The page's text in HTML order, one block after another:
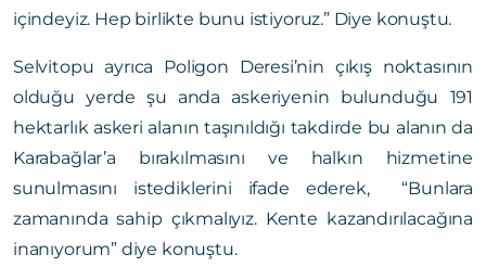
içindeyiz. Hep birlikte bunu istiyoruz.” Diye konuştu.
Selvitopu ayrıca Poligon Deresi’nin çıkış noktasının
olduğu yerde şu anda askeriyenin bulunduğu 191
hektarlık askeri alanın taşınıldığı takdirde bu alanın da
Karabağlar’a bırakılmasını ve halkın hizmetine
sunulmasını istediklerini ifade ederek, “Bunlara
zamanında sahip çıkmalıyız. Kente kazandırılacağına
inanıyorum” diye konuştu.